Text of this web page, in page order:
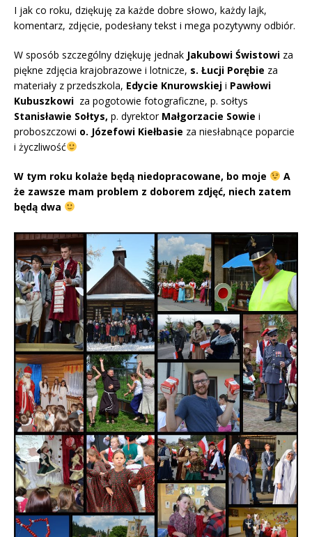
I jak co roku, dziękuję za każde dobre słowo, każdy lajk,
komentarz, zdjęcie, podesłany tekst i mega pozytywny odbiór.
W sposób szczególny dziękuję jednak Jakubowi Świstowi za
piękne zdjęcia krajobrazowe i lotnicze, s. Łucji Porębie za
materiały z przedszkola, Edycie Knurowskiej i Pawłowi
Kubuszkowi za pogotowie fotograficzne, p. sołtys
Stanisławie Sołtys, p. dyrektorMałgorzacie Sowie i
proboszczowi o. Józefowi Kiełbasie za niesłabnące poparcie
i życzliwość
W tym roku kolaże będą niedopracowane, bo moje
A
że zawsze mam problem z doborem zdjęć, niech zatem
będą dwa